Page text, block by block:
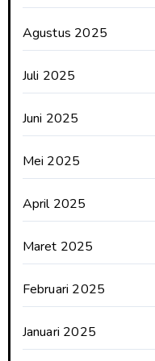
Agustus 2025
Juli 2025
Juni 2025
Mei 2025
April 2025
Maret 2025
Februari 2025
Januari 2025